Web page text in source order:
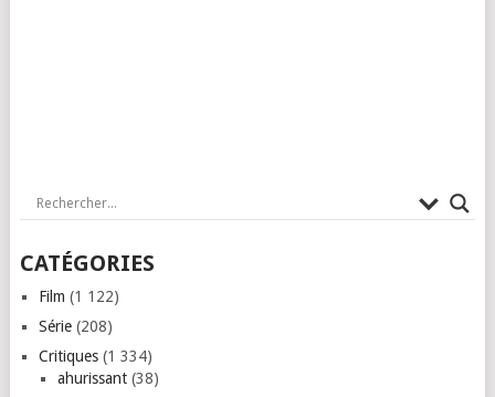
CATÉGORIES
Film (1 122)
Série(208)
Critiques(1 334)
ahurissant(38)